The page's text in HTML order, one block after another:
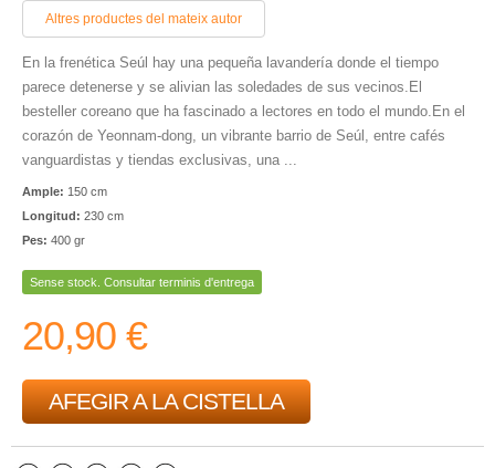
Altres productes del mateix autor
En la frenética Seúl hay una pequeña lavandería donde el tiempo
parece detenerse y se alivian las soledades de sus vecinos.El
besteller coreano que ha fascinado a lectores en todo el mundo.En el
corazón de Yeonnam-dong, un vibrante barrio de Seúl, entre cafés
vanguardistas y tiendas exclusivas, una ...
Ample: 150 cm
Longitud: 230 cm
Pes: 400 gr
Sense stock. Consultar terminis d'entrega
20,90 €
AFEGIR A LA CISTELLA